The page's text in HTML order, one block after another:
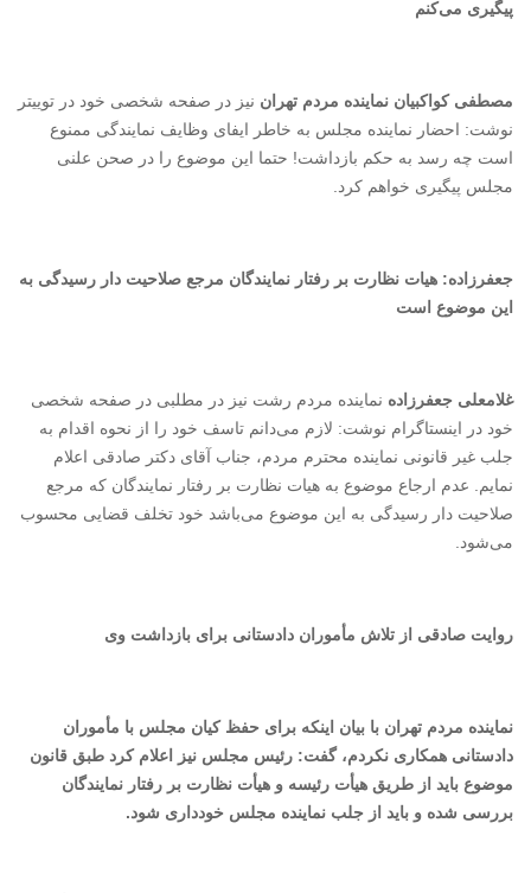
پیگیری می‌کنم
مصطفی کواکبیان نماینده مردم تهران نیز در صفحه شخصی خود در توییتر
نوشت: احضار نماینده مجلس به خاطر ایفای وظایف نمایندگی ممنوع
است چه رسد به حکم بازداشت! حتما این موضوع را در صحن علنی
مجلس پیگیری خواهم کرد.
جعفرزاده: هیات نظارت بر رفتار نمایندگان مرجع صلاحیت دار رسیدگی به
این موضوع است
غلامعلی جعفرزاده نماینده مردم رشت نیز در مطلبی در صفحه شخصی
خود در اینستاگرام نوشت: لازم می‌دانم تاسف خود را از نحوه اقدام به
جلب غیر قانونی نماینده محترم مردم، جناب آقای دکتر صادقی اعلام
نمایم. عدم ارجاع موضوع به هیات نظارت بر رفتار نمایندگان که مرجع
صلاحیت دار رسیدگی به این موضوع می‌باشد خود تخلف قضایی محسوب
می‌شود.
روایت صادقی از تلاش مأموران دادستانی برای بازداشت وی
نماینده مردم تهران با بیان اینکه برای حفظ کیان مجلس با مأموران
دادستانی همکاری نکردم، گفت: رئیس مجلس نیز اعلام کرد طبق قانون
موضوع باید از طریق هیأت رئیسه و هیأت نظارت بر رفتار نمایندگان
بررسی شده و باید از جلب نماینده مجلس خودداری شود.